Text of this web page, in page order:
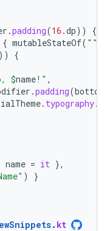
.padding(16.dp))
{
{ mutableStateOf( ""
{
$name!" ,
.padding(bottom
. typography.
name = it },
)
}
. kt